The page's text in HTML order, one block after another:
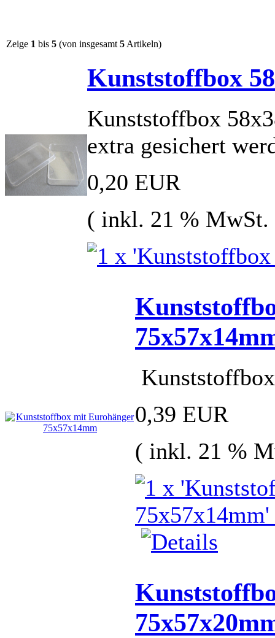
Zeige 1 bis 5 (von insgesamt 5 Artikeln)
Kunststoffbox
Kunststoffbox
extra gesichert
0,20 EUR
( inkl. 21 %
0,39 EUR
( inkl. 21 %